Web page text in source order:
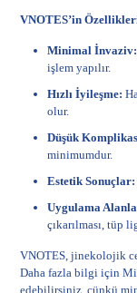
VNOTES’in
Minimal İnvaziv:
işlem yapılır.
Hızlı İyileşme:
olur.
Düşük
minimumdur.
Estetik Sonuçlar:
Uygulama
çıkarılması, tüp
VNOTES, jinekolojik
Daha fazla bilgi için
edebilirsiniz, çünkü